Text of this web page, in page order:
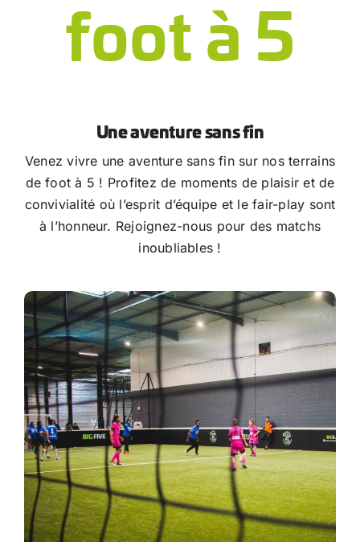
foot à 5
Une aventure sans fin
Venez vivre une aventure sans fin sur nos terrains
de foot à 5 ! Profitez de moments de plaisir et de
convivialité où l’esprit d’équipe et le fair-play sont
à l’honneur. Rejoignez-nous pour des matchs
inoubliables !